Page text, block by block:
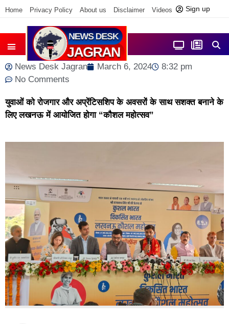
Home Privacy Policy About us Disclaimer Videos Contact us
Sign up
News Desk Jagran March 6, 2024
8:32 pm
No Comments
युवाओं को रोजगार और अप्रेंटिसशिप के अवसरों के साथ सशक्त बनाने के
लिए लखनऊ में आयोजित होगा “कौशल महोत्सव”